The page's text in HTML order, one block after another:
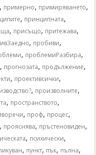
, примерно, примиряването,
, принципната,
, присъщо, притежава,
, пробиви,
, проблемиРазбира,
, прогнозата, продължение,
, проективсички,
, произволните,
, пространството,
, проф, процес,
, прояснява, пръстеновиден,
, психически,
, пункт, пък, пълна,